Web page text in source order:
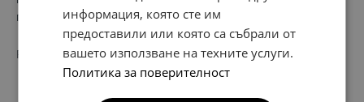
признаците на ежедневно износване.
PN: CV710 AD E50
информация, която сте им
предоставили или която са събрали от
вашето използване на техните услуги.
Политика за поверителност